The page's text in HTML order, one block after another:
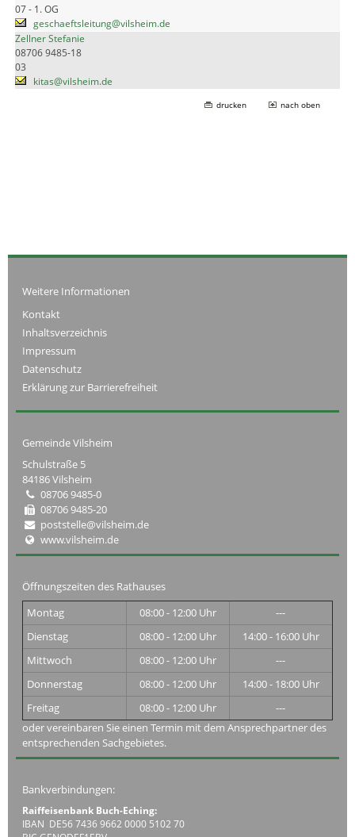
07 - 1. OG
geschaeftsleitung@vilsheim.de
Zellner Stefanie
08706 9485-18
03
kitas@vilsheim.de
drucken nach oben
Weitere Informationen
Kontakt
Inhaltsverzeichnis
Impressum
Datenschutz
Erklärung zur Barrierefreiheit
Gemeinde Vilsheim
Schulstraße 5
84186 Vilsheim
08706 9485-0
08706 9485-20
poststelle@vilsheim.de
www.vilsheim.de
Öffnungszeiten des Rathauses
Montag
08:00 - 12:00 Uhr
---
Dienstag
08:00 - 12:00 Uhr
14:00 - 16:00 Uhr
Mittwoch
08:00 - 12:00 Uhr
---
Donnerstag
08:00 - 12:00 Uhr
14:00 - 18:00 Uhr
Freitag
08:00 - 12:00 Uhr
---
oder vereinbaren Sie einen Termin mit dem Ansprechpartner des
entsprechenden Sachgebietes.
Bankverbindungen:
Raiffeisenbank Buch-Eching:
IBAN DE56 7436 9662 0000 5102 70